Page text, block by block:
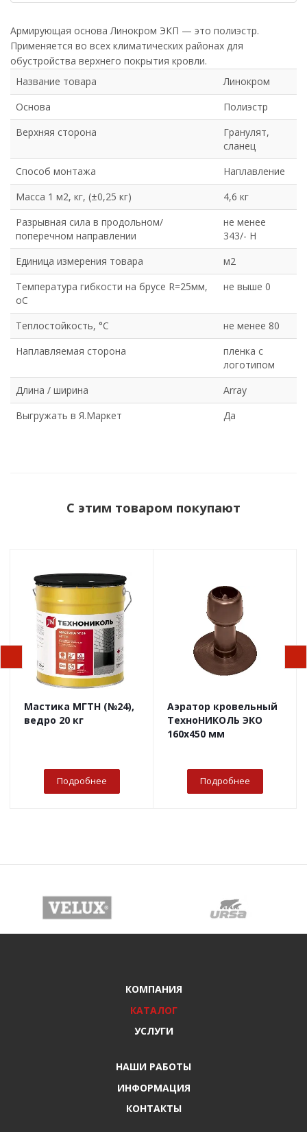
Армирующая основа Линокром ЭКП — это полиэстр.
Применяется во всех климатических районах для
обустройства верхнего покрытия кровли.
Название товара
Линокром
Основа
Полиэстр
Верхняя сторона
Гранулят,
сланец
Способ монтажа
Наплавление
Масса 1 м2, кг, (±0,25 кг)
4,6 кг
Разрывная сила в продольном/
поперечном направлении
не менее
343/- Н
Единица измерения товара
м2
Температура гибкости на брусе R=25мм,
оС
не выше 0
Теплостойкость, °С
не менее 80
Наплавляемая сторона
пленка с
логотипом
Длина / ширина
Array
Выгружать в Я.Маркет
Да
С этим товаром покупают
Мастика МГТН (№24),
ведро 20 кг
Подробнее
Аэратор кровельный
ТехноНИКОЛЬ ЭКО
160х450 мм
Подробнее
КОМПАНИЯ
КАТАЛОГ
УСЛУГИ
НАШИ РАБОТЫ
ИНФОРМАЦИЯ
КОНТАКТЫ